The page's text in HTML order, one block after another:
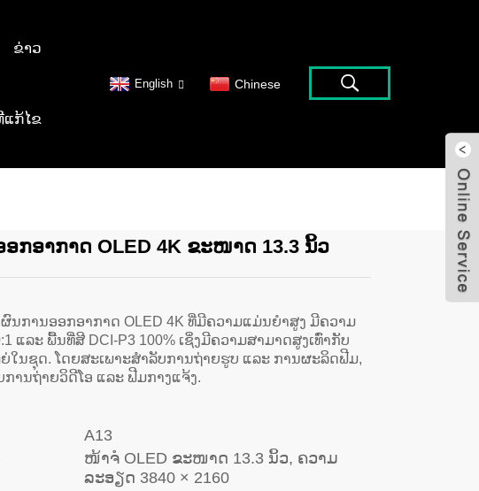
ຂ່າວ
ແກ້ໄຂ
English Chinese
ກອາກາດ OLED 4K ຂະໜາດ 13.3 ນິ້ວ
ຜົນການອອກອາກາດ OLED 4K ທີ່ມີຄວາມແມ່ນຍຳສູງ ມີຄວາມ
ແລະ ພື້ນທີ່ສີ DCI-P3 100% ເຊິ່ງມີຄວາມສາມາດສູງເທົ່າກັບ
ໃນຊຸດ. ໂດຍສະເພາະສຳລັບການຖ່າຍຮູບ ແລະ ການຜະລິດຟີມ,
ການຖ່າຍວິດີໂອ ແລະ ຟີມກາງແຈ້ງ.
A13
ໜ້າຈໍ OLED ຂະໜາດ 13.3 ນິ້ວ, ຄວາມ
ລະອຽດ 3840 × 2160